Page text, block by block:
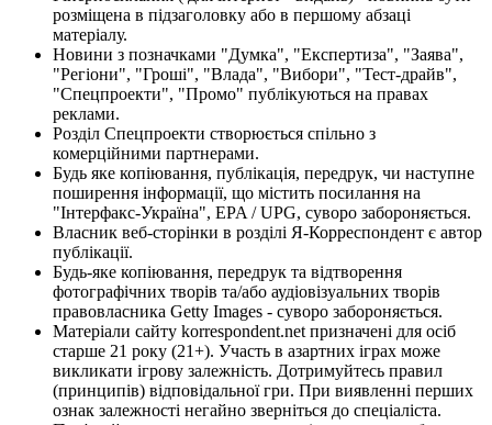
розміщена в підзаголовку або в першому абзаці
матеріалу.
Новини з позначками "Думка", "Експертиза", "Заява",
"Регіони", "Гроші", "Влада", "Вибори", "Тест-драйв",
"Спецпроекти", "Промо" публікуються на правах
реклами.
Розділ Спецпроекти створюється спільно з
комерційними партнерами.
Будь яке копіювання, публікація, передрук, чи наступне
поширення інформації, що містить посилання на
"Інтерфакс-Україна", EPA / UPG, суворо забороняється.
Власник веб-сторінки в розділі Я-Корреспондент є автор
публікації.
Будь-яке копіювання, передрук та відтворення
фотографічних творів та/або аудіовізуальних творів
правовласника Getty Images - суворо забороняється.
Матеріали сайту korrespondent.net призначені для осіб
старше 21 року (21+). Участь в азартних іграх може
викликати ігрову залежність. Дотримуйтесь правил
(принципів) відповідальної гри. При виявленні перших
ознак залежності негайно зверніться до спеціаліста.